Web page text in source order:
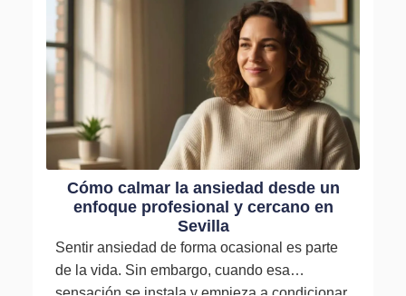
Cómo calmar la ansiedad desde un
enfoque profesional y cercano en
Sevilla
Sentir ansiedad de forma ocasional es parte
de la vida. Sin embargo, cuando esa